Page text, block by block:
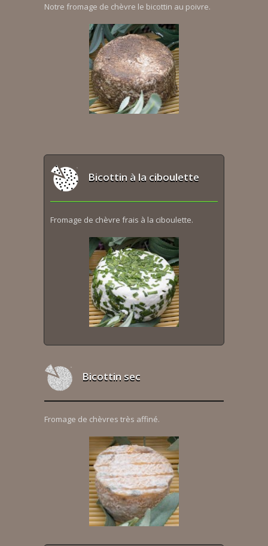
Notre fromage de chèvre le bicottin au poivre.
Bicottin à la ciboulette
Fromage de chèvre frais à la ciboulette.
Bicottin sec
Fromage de chèvres très affiné.